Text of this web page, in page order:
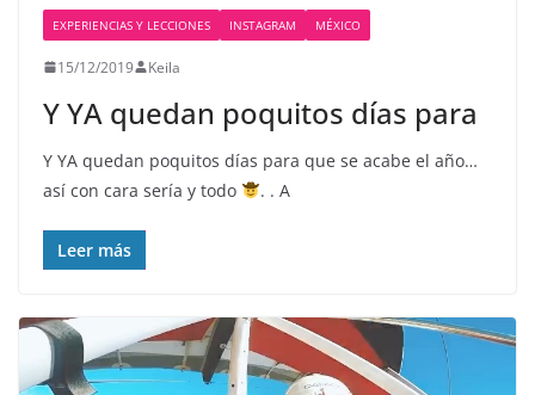
EXPERIENCIAS Y LECCIONES INSTAGRAM MÉXICO
15/12/2019 Keila
Y YA quedan poquitos días para
Y YA quedan poquitos días para que se acabe el año…
así con cara sería y todo
. . A
Leer más